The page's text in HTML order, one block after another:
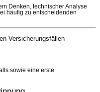
Denken, technischer Analyse
häufig zu entscheidenden
Versicherungsfällen
sowie eine erste